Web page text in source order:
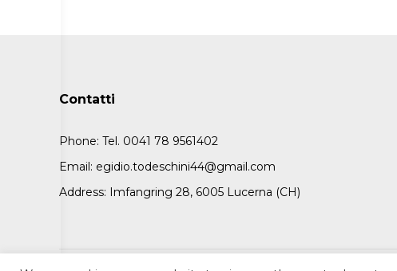
Contatti
Phone: Tel. 0041 78 9561402
Email: egidio.todeschini44@gmail.com
Address: Imfangring 28, 6005 Lucerna (CH)